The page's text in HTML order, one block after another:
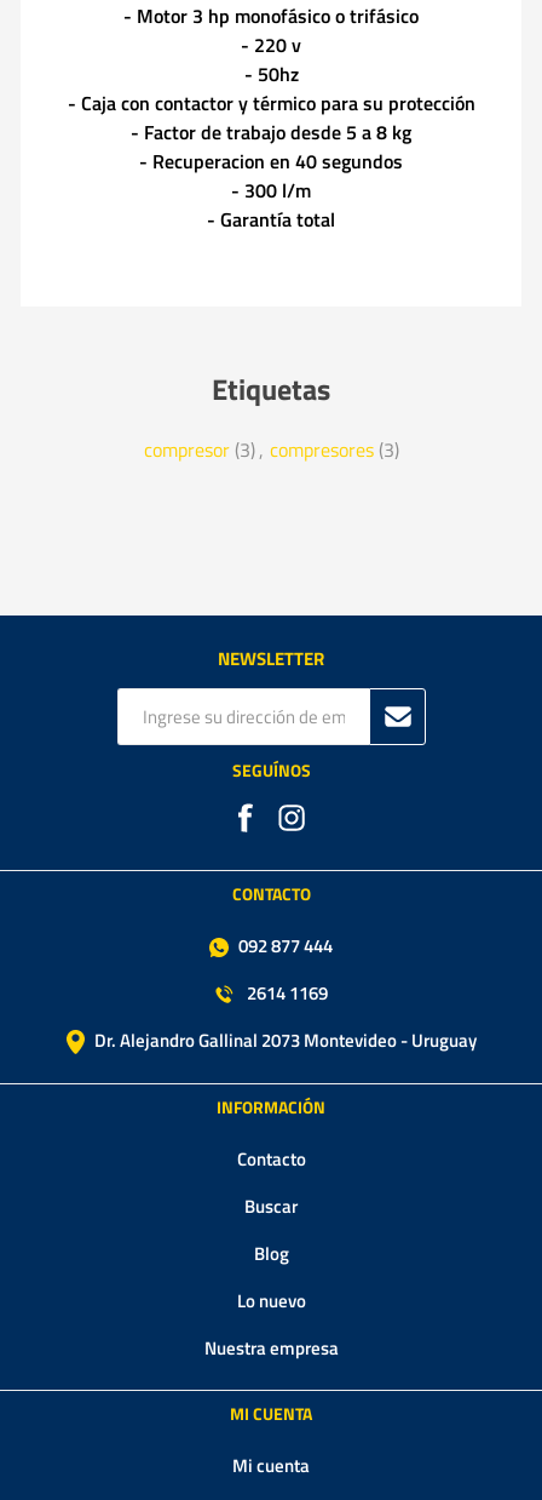
- Motor 3 hp monofásico o trifásico
- 220 v
- 50hz
- Caja con contactor y térmico para su protección
- Factor de trabajo desde 5 a 8 kg
- Recuperacion en 40 segundos
- 300 l/m
- Garantía total
Etiquetas
compresor (3), compresores (3)
NEWSLETTER
SEGUÍNOS
CONTACTO
092 877 444
2614 1169
Dr. Alejandro Gallinal 2073 Montevideo - Uruguay
INFORMACIÓN
Contacto
Buscar
Blog
Lo nuevo
Nuestra empresa
MI CUENTA
Mi cuenta